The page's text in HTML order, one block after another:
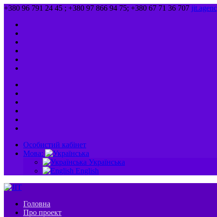
+380 96 791 24 45 ; +380 97 866 94 75; +380 67 71 36 707
Особистий кабінет
Мова:
Українська
English
Головна
Про проект